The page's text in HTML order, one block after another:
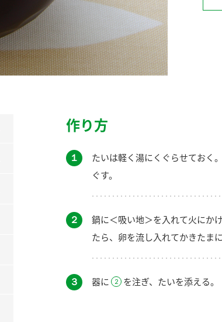
作り方
１
たいは軽く湯にくぐらせておく
ぐす。
２
鍋に＜吸い地＞を入れて火にか
たら、卵を流し入れてかきたまに
３ 器に を注ぎ、たいを添える。